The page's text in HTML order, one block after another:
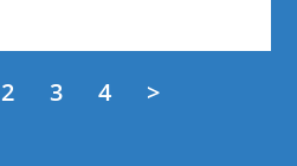
2 3 4 >